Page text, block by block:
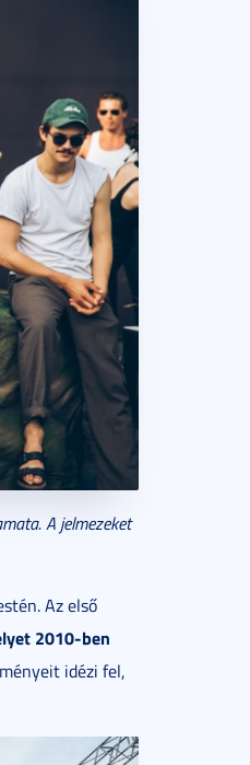
A jelmezeket
Az első
2010-ben
idézi fel,